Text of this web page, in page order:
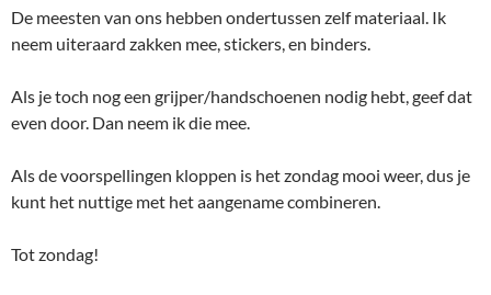
De meesten van ons hebben ondertussen zelf materiaal. Ik
neem uiteraard zakken mee, stickers, en binders.
Als je toch nog een grijper/handschoenen nodig hebt, geef dat
even door. Dan neem ik die mee.
Als de voorspellingen kloppen is het zondag mooi weer, dus je
kunt het nuttige met het aangename combineren.
Tot zondag!